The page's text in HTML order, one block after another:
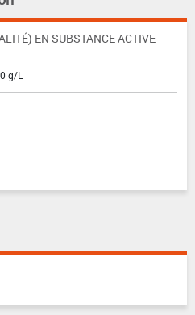
EN SUBSTANCE ACTIVE
g/L